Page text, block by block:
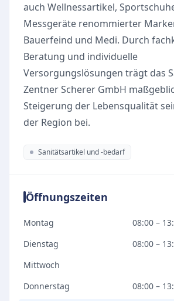
auch Wellnessartikel,
Messgeräte renommierter
Bauerfeind und Medi. Durch
Beratung und individuelle
Versorgungslösungen trägt das
Zentner Scherer GmbH
Steigerung der Lebensqualität
der Region bei.
Sanitätsartikel und -bedarf
Öffnungszeiten
Montag
08:00 –
Dienstag
08:00 –
Mittwoch
Donnerstag
08:00 –